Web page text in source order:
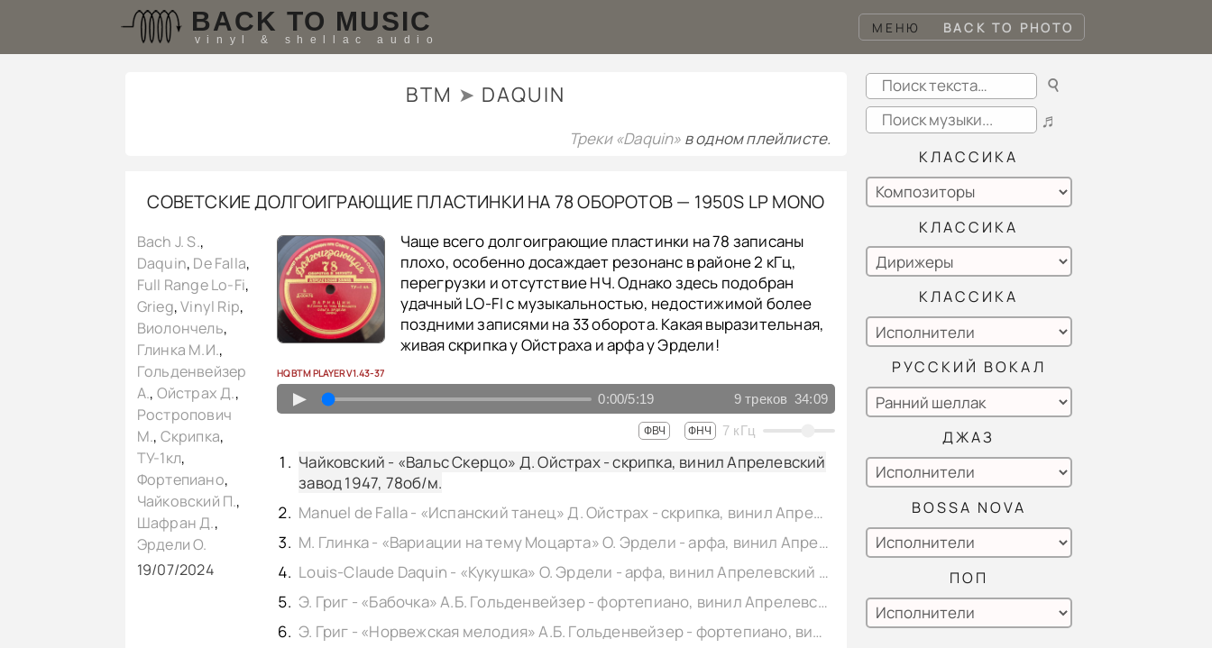
BACK TO MUSIC
vinyl & shellac audio
МЕНЮ BACK TO PHOTO
BTM ➤ DAQUIN
Треки «Daquin» в одном плейлисте.
СОВЕТСКИЕ ДОЛГОИГРАЮЩИЕ ПЛАСТИНКИ НА 78 ОБОРОТОВ — 1950S LP MONO
Bach J. S.,
Daquin, De Falla,
Full Range Lo-Fi,
Grieg,Vinyl Rip,
Виолончель,
Глинка М.И.,
Гольденвейзер
А., Ойстрах Д.,
Ростропович
М., Скрипка,
ТУ-1кл,
Фортепиано,
Чайковский П.,
Шафран Д.,
Эрдели О.
19/07/2024
Чаще всего долгоиграющие пластинки на 78 записаны
плохо, особенно досаждает резонанс в районе 2 кГц,
перегрузки и отсутствие НЧ. Однако здесь подобран
удачный LO-FI с музыкальностью, недостижимой более
поздними записями на 33 оборота. Какая выразительная,
живая скрипка у Ойстраха и арфа у Эрдели!
HQ BTM PLAYER V1.43-37
▲ 0:00/5:19 9 треков 34:09
ФВЧ ФНЧ 7 кГц
Чайковский - «Вальс Скерцо» Д. Ойстрах - скрипка, винил Апрелевский
завод 1947, 78об/м.
Manuel de Falla - «Испанский танец» Д. Ойстрах - скрипка, винил Апрелевский завод 1950, 78об/м.
М. Глинка - «Вариации на тему Моцарта» О. Эрдели - арфа, винил Апрелевский завод 19??, 78об/м.
Louis-Claude Daquin - «Кукушка» О. Эрдели - арфа, винил Апрелевский завод 1950, 78об/м.
Э. Григ - «Бабочка» А.Б. Гольденвейзер - фортепиано, винил Апрелевский завод 1939, 78об/м.
Э. Григ - «Норвежская мелодия» А.Б. Гольденвейзер - фортепиано, винил Апрелевский завод 1939, 78об/м.
☌
♬
КЛАССИКА
КЛАССИКА
КЛАССИКА
РУССКИЙ ВОКАЛ
ДЖАЗ
BOSSA NOVA
ПОП